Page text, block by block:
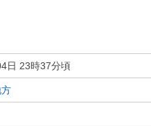
日 23時37分頃